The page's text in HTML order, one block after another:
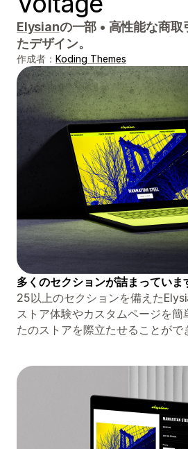
Elysianの一部 • 高性能な商取
たデザイン。
作成者： Koding Themes
多くのセクションが詰まっていま
25以上のセクションを備えた
ストア体験やカスタムページを簡
たのストアを際立たせることがで